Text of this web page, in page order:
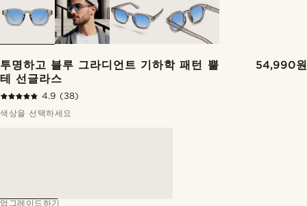
투명하고 블루 그라디언트 기하학 패턴 뿔
테 선글라스
54,990원
4.9 (38)
색상을 선택하세요
업그레이드하기